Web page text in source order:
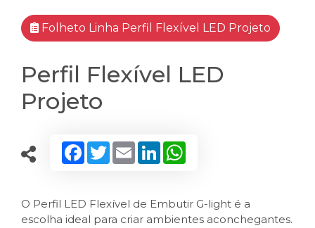
Folheto Linha Perfil Flexível LED Projeto
Perfil Flexível LED
Projeto
Facebook
TwitterEmailLinkedIn
O Perfil LED Flexível de Embutir G-light é a
escolha ideal para criar ambientes aconchegantes.